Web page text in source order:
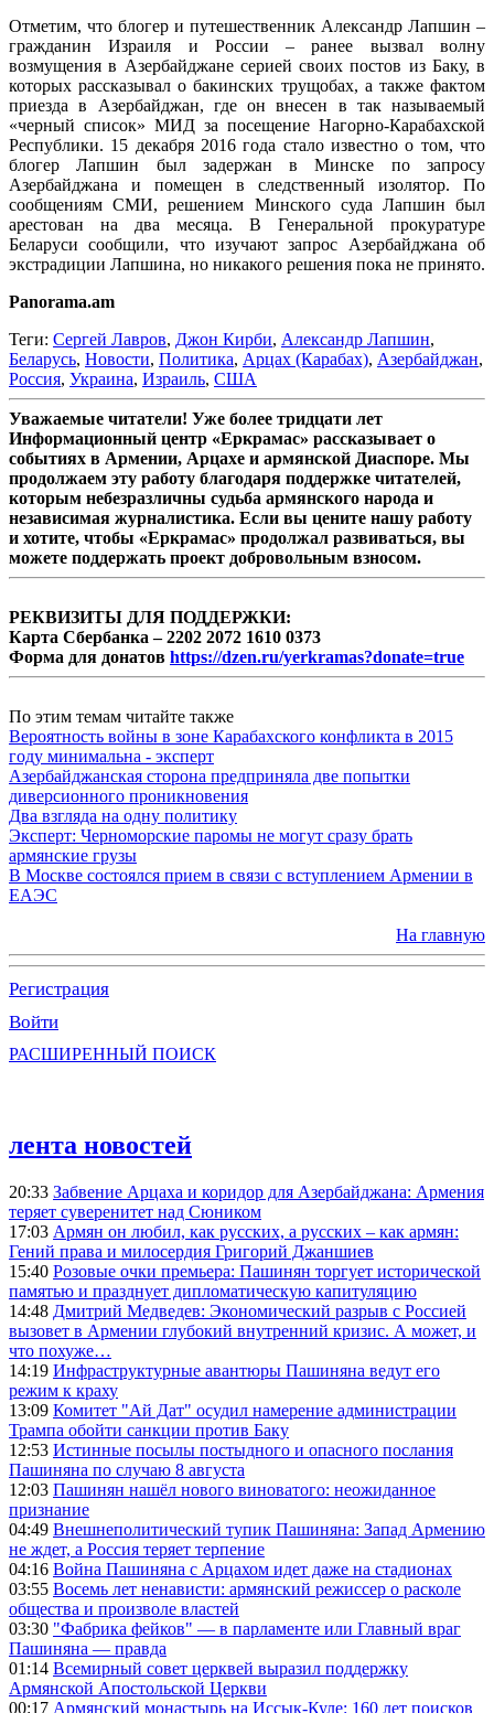
Отметим, что блогер и путешественник Александр Лапшин –
гражданин Израиля и России – ранее вызвал волну
возмущения в Азербайджане серией своих постов из Баку, в
которых рассказывал о бакинских трущобах, а также фактом
приезда в Азербайджан, где он внесен в так называемый
«черный список» МИД за посещение Нагорно-Карабахской
Республики. 15 декабря 2016 года стало известно о том, что
блогер Лапшин был задержан в Минске по запросу
Азербайджана и помещен в следственный изолятор. По
сообщениям СМИ, решением Минского суда Лапшин был
арестован на два месяца. В Генеральной прокуратуре
Беларуси сообщили, что изучают запрос Азербайджана об
экстрадиции Лапшина, но никакого решения пока не принято.
Panorama.am
Теги: Сергей Лавров, Джон Кирби, Александр Лапшин,
Беларусь, Новости, Политика, Арцах (Карабах), Азербайджан,
Россия, Украина, Израиль, США
Уважаемые читатели! Уже более тридцати лет
Информационный центр «Еркрамас» рассказывает о
событиях в Армении, Арцахе и армянской Диаспоре. Мы
продолжаем эту работу благодаря поддержке читателей,
которым небезразличны судьба армянского народа и
независимая журналистика. Если вы цените нашу работу
и хотите, чтобы «Еркрамас» продолжал развиваться, вы
можете поддержать проект добровольным взносом.
РЕКВИЗИТЫ ДЛЯ ПОДДЕРЖКИ:
Карта Сбербанка – 2202 2072 1610 0373
Форма для донатов https://dzen.ru/yerkramas?donate=true
По этим темам читайте также
Вероятность войны в зоне Карабахского конфликта в 2015
году минимальна - эксперт
Азербайджанская сторона предприняла две попытки
диверсионного проникновения
Два взгляда на одну политику
Эксперт: Черноморские паромы не могут сразу брать
армянские грузы
В Москве состоялся прием в связи с вступлением Армении в
ЕАЭС
На главную
Регистрация
Войти
РАСШИРЕННЫЙ ПОИСК
лента новостей
20:33 Забвение Арцаха и коридор для Азербайджана: Армения
теряет суверенитет над Сюником
17:03 Армян он любил, как русских, а русских – как армян:
Гений права и милосердия Григорий Джаншиев
15:40 Розовые очки премьера: Пашинян торгует исторической
памятью и празднует дипломатическую капитуляцию
14:48 Дмитрий Медведев: Экономический разрыв с Россией
вызовет в Армении глубокий внутренний кризис. А может, и
что похуже…
14:19 Инфраструктурные авантюры Пашиняна ведут его
режим к краху
13:09 Комитет "Ай Дат" осудил намерение администрации
Трампа обойти санкции против Баку
12:53 Истинные посылы постыдного и опасного послания
Пашиняна по случаю 8 августа
12:03 Пашинян нашёл нового виноватого: неожиданное
признание
04:49 Внешнеполитический тупик Пашиняна: Запад Армению
не ждет, а Россия теряет терпение
04:16 Война Пашиняна с Арцахом идет даже на стадионах
03:55 Восемь лет ненависти: армянский режиссер о расколе
общества и произволе властей
03:30 "Фабрика фейков" — в парламенте или Главный враг
Пашиняна — правда
01:14 Всемирный совет церквей выразил поддержку
Армянской Апостольской Церкви
00:17 Армянский монастырь на Иссык-Куле: 160 лет поисков